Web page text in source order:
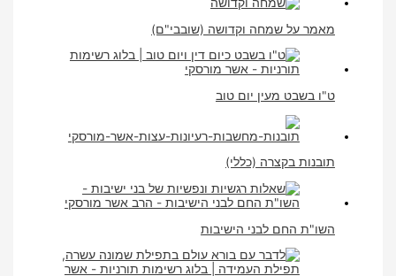
מאמר על שמחה וקדושה (שובבי"ם)
ט"ו בשבט מעין יום טוב
תובנות בקצרה (כללי)
השו"ת החם לבני הישיבות